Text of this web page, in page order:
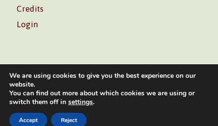
Credits
Login
Volontè & Co. Srl – P.I. 06181480960 –info@volonte-
We are using cookies to give you the best experience on our
website.
You can find out more about which cookies we are using or
switch them off in settings.
Accept Reject